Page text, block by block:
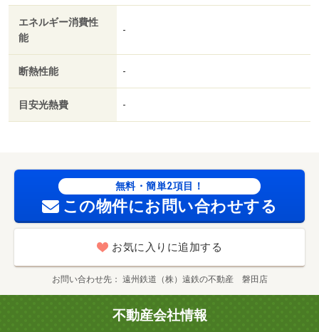
要／対面式キッチン／照明付／保証人不要／東南角住戸／
カードキー／ネット使用料不要／上階無し／敷地内ごみ置
き場／平面駐車場／セキュリティ会社加入済／都市ガス／
全室照明付／セブンイレブン 磐田一言店（コンビニ）ま
で６２５ｍ／ユーコープ国府台店（スーパー）まで１０８
１ｍ／磐田警察署（警察署・交番）まで２１７ｍ／磐田郵
貸戸数:15戸
エネルギー消費性
能
-
断熱性能 -
目安光熱費 -
無料・簡単2項目！
この物件にお問い合わせする
お気に入りに追加する
お問い合わせ先 遠州鉄道（株）遠鉄の不動産 磐田店
不動産会社情報